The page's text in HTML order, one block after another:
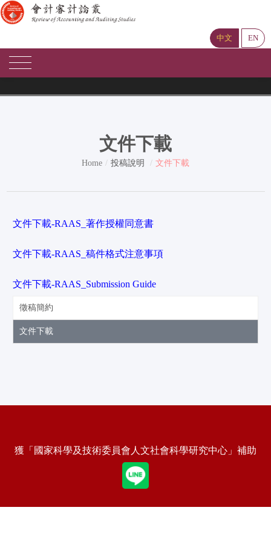
中文 EN
文件下載
Home 投稿說明 文件下載
文件下載-RAAS_著作授權同意書
文件下載-RAAS_稿件格式注意事項
文件下載-RAAS_Submission Guide
徵稿簡約
文件下載
獲「國家科學及技術委員會人文社會科學研究中心」補助